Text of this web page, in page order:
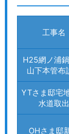
工事名
H25網ノ浦鍋
山下本管布
YTさま邸宅
水道取出
OHさま邸